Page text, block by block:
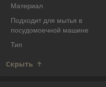
Материал
Подходит для мытья в
посудомоечной машине
Тип
Скрыть